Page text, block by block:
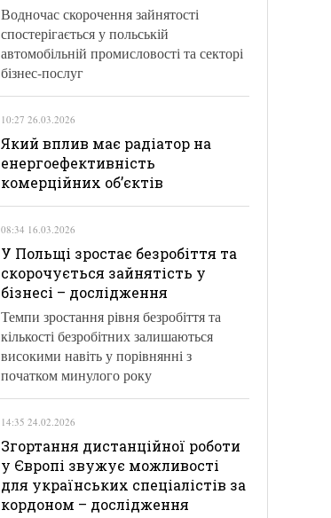
Водночас скорочення зайнятості
спостерігається у польській
автомобільній промисловості та секторі
бізнес-послуг
10:27 26.03.2026
Який вплив має радіатор на
енергоефективність
комерційних об’єктів
08:34 16.03.2026
У Польщі зростає безробіття та
скорочується зайнятість у
бізнесі – дослідження
Темпи зростання рівня безробіття та
кількості безробітних залишаються
високими навіть у порівнянні з
початком минулого року
14:35 24.02.2026
Згортання дистанційної роботи
у Європі звужує можливості
для українських спеціалістів за
кордоном – дослідження